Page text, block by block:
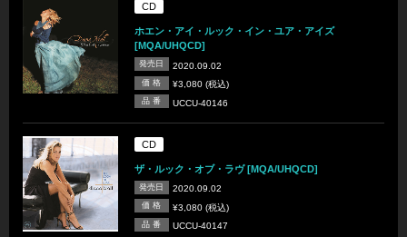
CD
ホエン・アイ・ルック・イン・ユア・アイズ
[MQA/UHQCD]
発売日 2020.09.02
価 格 ¥3,080 (税込)
品 番 UCCU-40146
CD
ザ・ルック・オブ・ラヴ [MQA/UHQCD]
発売日 2020.09.02
価 格 ¥3,080 (税込)
品 番 UCCU-40147